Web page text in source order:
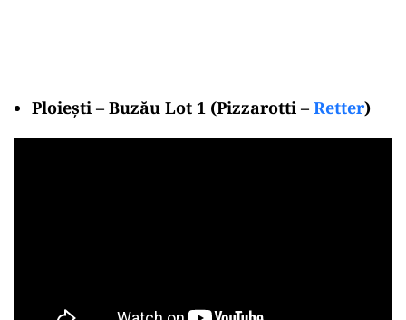
Ploiești – Buzău Lot 1 (Pizzarotti – Retter)